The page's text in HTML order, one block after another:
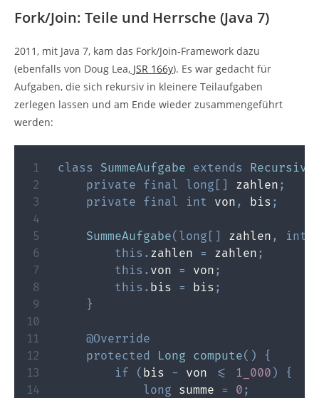
Fork/Join: Teile und Herrsche (Java 7)
2011, mit Java 7, kam das Fork/Join-Framework dazu
(ebenfalls von Doug Lea, JSR 166y). Es war gedacht für
Aufgaben, die sich rekursiv in kleinere Teilaufgaben
zerlegen lassen und am Ende wieder zusammengeführt
werden:
class SummeAufgabe extends
private final long [ ] zahlen ;
private final int von , bis ;
SummeAufgabe( long [ ] zahlen , int
this . zahlen = zahlen ;
this . von = von ;
this . bis = bis ;
}
@Override
protected
Long compute( )
{
if
( bis - von <= 1_000 )
{
long summe = 0 ;